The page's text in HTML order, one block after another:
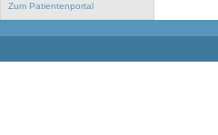
Zum Patientenportal